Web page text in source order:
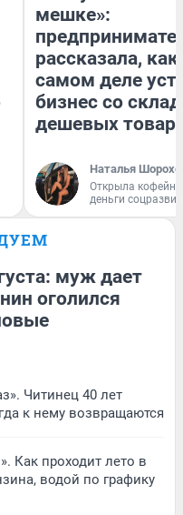
мешке»:
рассказала, как
самом деле
бизнес со
дешевых
Наталья
Открыла
деньги
муж дает
оголился
Читинец 40 лет
к нему возвращаются
Как проходит лето в
водой по графику